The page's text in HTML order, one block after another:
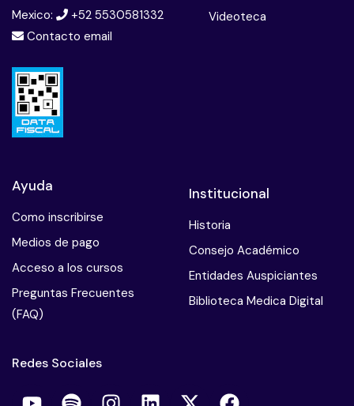
Mexico:
+52 5530581332
Contacto email
Videoteca
Ayuda
Como inscribirse
Medios de pago
Acceso a los cursos
Preguntas Frecuentes
(FAQ)
Institucional
Historia
Consejo Académico
Entidades Auspiciantes
Biblioteca Medica Digital
Redes Sociales